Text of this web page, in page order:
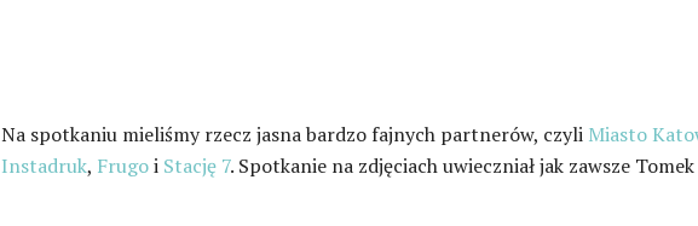
Na spotkaniu mieliśmy rzecz jasna bardzo fajnych partnerów, czyli Miasto
Instadruk, Frugoi Stację 7. Spotkanie na zdjęciach uwieczniał jak zawsze Tomek